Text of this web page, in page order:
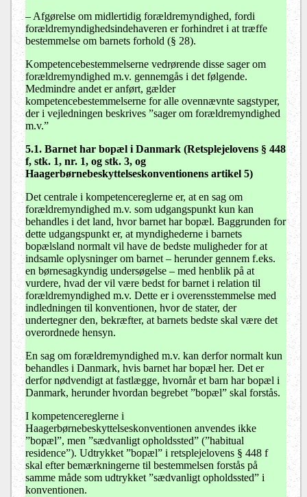
– Afgørelse om midlertidig forældremyndighed, fordi
forældremyndighedsindehaveren er forhindret i at træffe
bestemmelse om barnets forhold (§ 28).
Kompetencebestemmelserne vedrørende disse sager om
forældremyndighed m.v. gennemgås i det følgende.
Medmindre andet er anført, gælder
kompetencebestemmelserne for alle ovennævnte sagstyper,
der i vejledningen beskrives ”sager om forældremyndighed
m.v.”
5.1. Barnet har bopæl i Danmark (Retsplejelovens § 448
f, stk. 1, nr. 1, og stk. 3, og
Haagerbørnebeskyttelseskonventionens artikel 5)
Det centrale i kompetencereglerne er, at en sag om
forældremyndighed m.v. som udgangspunkt kun kan
behandles i det land, hvor barnet har bopæl. Baggrunden for
dette udgangspunkt er, at myndighederne i barnets
bopælsland normalt vil have de bedste muligheder for at
indsamle oplysninger om barnet – herunder gennem f.eks.
en børnesagkyndig undersøgelse – med henblik på at
vurdere, hvad der vil være bedst for barnet i relation til
forældremyndighed m.v. Dette er i overensstemmelse med
indledningen til konventionen, hvor de stater, der
undertegner den, bekræfter, at barnets bedste skal være det
overordnede hensyn.
En sag om forældremyndighed m.v. kan derfor normalt kun
behandles i Danmark, hvis barnet har bopæl her. Det er
derfor nødvendigt at fastlægge, hvornår et barn har bopæl i
Danmark, herunder hvordan begrebet ”bopæl” skal forstås.
I kompetencereglerne i
Haagerbørnebeskyttelseskonventionen anvendes ikke
”bopæl”, men ”sædvanligt opholdssted” (”habitual
residence”). Udtrykket ”bopæl” i retsplejelovens § 448 f
skal efter bemærkningerne til bestemmelsen forstås på
samme måde som udtrykket ”sædvanligt opholdssted” i
konventionen.